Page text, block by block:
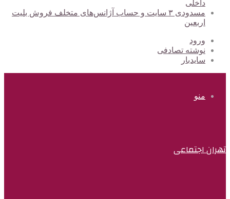
داخلی
مسدودی ۳ سایت و حساب آژانس‌های متخلف فروش بلیت
اربعین
ورود
نوشته تصادفی
سایدبار
منو
تهران اجتماعی